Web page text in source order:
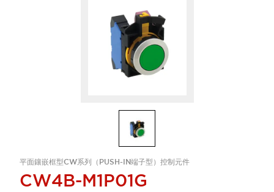
平面鑲嵌框型CW系列（PUSH-IN端子型）控制元件
CW4B-M1P01G